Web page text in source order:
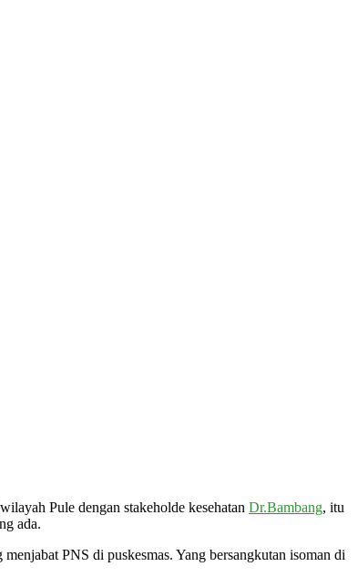
Pule dengan stakeholde kesehatan Dr.Bambang, itu
ada.
PNS di puskesmas. Yang bersangkutan isoman di